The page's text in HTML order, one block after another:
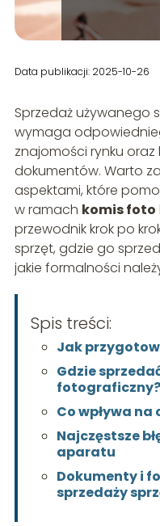
Data publikacji: 2025-10-26
Sprzedaż używanego
wymaga
znajomości rynku
dokumentów. Warto
aspektami, które
w ramach komis foto
przewodnik krok po
sprzęt, gdzie go
jakie formalności
Spis treści:
Jak
Gdzie
fotograficzny?
Co wpływa
Najczęstsze
aparatu
Dokumenty i
sprzedaży